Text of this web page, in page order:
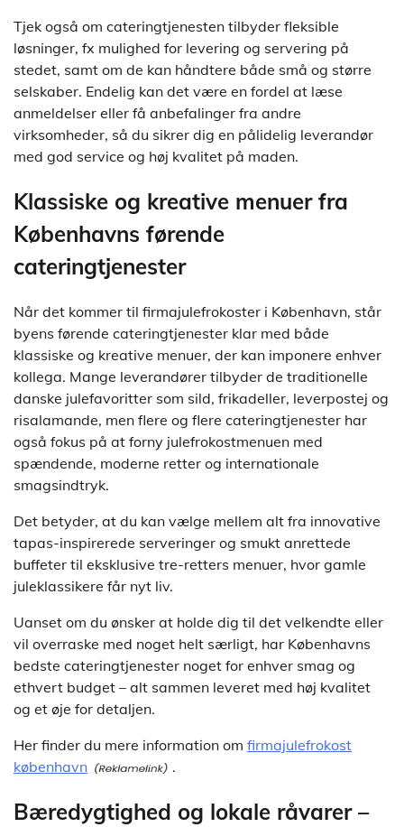
Tjek også om cateringtjenesten tilbyder fleksible
løsninger, fx mulighed for levering og servering på
stedet, samt om de kan håndtere både små og større
selskaber. Endelig kan det være en fordel at læse
anmeldelser eller få anbefalinger fra andre
virksomheder, så du sikrer dig en pålidelig leverandør
med god service og høj kvalitet på maden.
Klassiske og kreative menuer fra
Københavns førende
cateringtjenester
Når det kommer til firmajulefrokoster i København, står
byens førende cateringtjenester klar med både
klassiske og kreative menuer, der kan imponere enhver
kollega. Mange leverandører tilbyder de traditionelle
danske julefavoritter som sild, frikadeller, leverpostej og
risalamande, men flere og flere cateringtjenester har
også fokus på at forny julefrokostmenuen med
spændende, moderne retter og internationale
smagsindtryk.
Det betyder, at du kan vælge mellem alt fra innovative
tapas-inspirerede serveringer og smukt anrettede
buffeter til eksklusive tre-retters menuer, hvor gamle
juleklassikere får nyt liv.
Uanset om du ønsker at holde dig til det velkendte eller
vil overraske med noget helt særligt, har Københavns
bedste cateringtjenester noget for enhver smag og
ethvert budget – alt sammen leveret med høj kvalitet
og et øje for detaljen.
Her finder du mere information om firmajulefrokost
københavn
.
Bæredygtighed og lokale råvarer –